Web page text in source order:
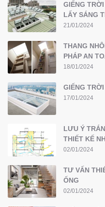
GIẾNG
LẤY SÁNG
21/01/2024
THANG
PHÁP AN
18/01/2024
GIẾNG
17/01/2024
LƯU Ý
THIẾT KẾ
02/01/2024
TƯ VẤN
ỐNG
02/01/2024